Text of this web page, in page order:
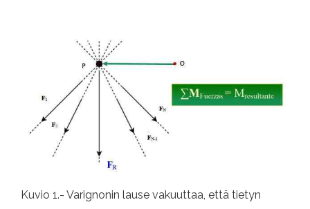
Kuvio 1.- Varignonin lause vakuuttaa, että tietyn